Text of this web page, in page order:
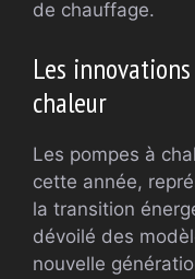
de chauffage.
Les
chaleur
Les pompes à
cette année,
la transition
dévoilé des
nouvelle